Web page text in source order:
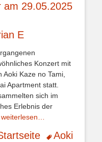
am 29.05.2025
E
Konzert mit
Kaze no Tami,
Apartment statt.
sich im
Erlebnis der
weiterlesen…
Schlagworte
Aoki